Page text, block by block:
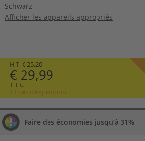
Schwarz
Afficher les appareils appropriés
H.T. € 25,20
€ 29,99
T.T.C
+ Frais d’expédition
Faire des économies jusqu’à 31%